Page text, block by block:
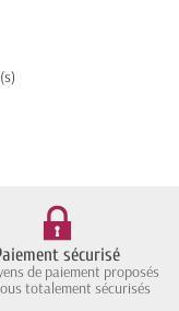
sécurisé
de paiement proposés
totalement sécurisés